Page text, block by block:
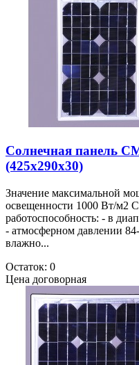
Солнечная панель
(425х290х30)
Значение максимальной
освещенности 1000 Вт/м2
работоспособность: - в
- атмосферном давлении
влажно...
Остаток: 0
Цена договорная